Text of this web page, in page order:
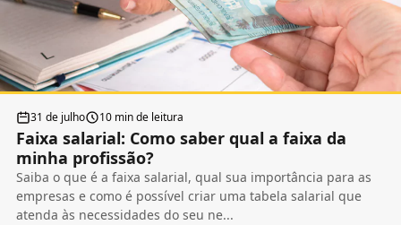
31 de julho 10 min de leitura
Faixa salarial: Como saber qual a faixa da
minha profissão?
Saiba o que é a faixa salarial, qual sua importância para as
empresas e como é possível criar uma tabela salarial que
atenda às necessidades do seu ne...